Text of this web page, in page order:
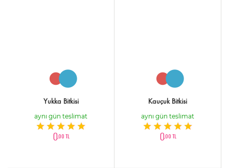
Yukka Bitkisi
aynı gün teslimat
0,00 TL
Kauçuk Bitkisi
aynı gün teslimat
0,00 TL